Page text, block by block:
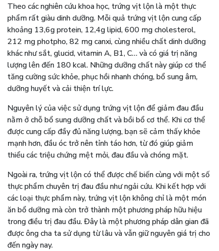
Theo các nghiên cứu khoa học, trứng vịt lộn là một thực
phẩm rất giàu dinh dưỡng. Mỗi quả trứng vịt lộn cung cấp
khoảng 13,6g protein, 12,4g lipid, 600 mg cholesterol,
212 mg photpho, 82 mg canxi, cùng nhiều chất dinh dưỡng
khác như sắt, glucid, vitamin A, B1, C… và có giá trị năng
lượng lên đến 180 kcal. Những dưỡng chất này giúp cơ thể
tăng cường sức khỏe, phục hồi nhanh chóng, bổ sung âm,
dưỡng huyết và cải thiện trí lực.
Nguyên lý của việc sử dụng trứng vịt lộn để giảm đau đầu
nằm ở chỗ bổ sung dưỡng chất và bồi bổ cơ thể. Khi cơ thể
được cung cấp đầy đủ năng lượng, bạn sẽ cảm thấy khỏe
mạnh hơn, đầu óc trở nên tỉnh táo hơn, từ đó giúp giảm
thiểu các triệu chứng mệt mỏi, đau đầu và chóng mặt.
Ngoài ra, trứng vịt lộn có thể được chế biến cùng với một số
thực phẩm chuyên trị đau đầu như ngải cứu. Khi kết hợp với
các loại thực phẩm này, trứng vịt lộn không chỉ là một món
ăn bổ dưỡng mà còn trở thành một phương pháp hữu hiệu
trong điều trị đau đầu. Đây là một phương pháp dân gian đã
được ông cha ta sử dụng từ lâu và vẫn giữ nguyên giá trị cho
đến ngày nay.